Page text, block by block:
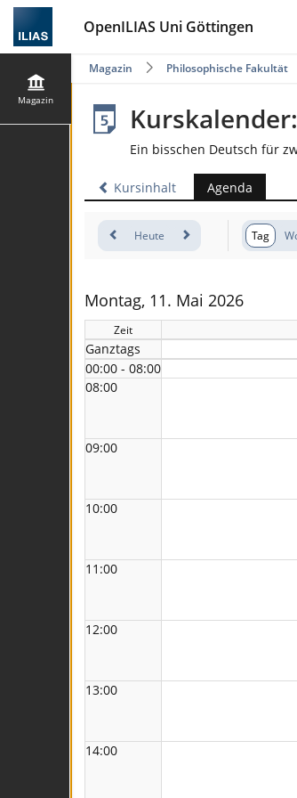
OpenILIAS Uni Göttingen
Magazin
Magazin Philosophische Fakultät
Ein bisschen Deutsch für
Kursinhalt Agenda
Heute Tag
Montag, 11. Mai 2026
Zeit
Ganztags
00:00 - 08:00
08:00
09:00
10:00
11:00
12:00
13:00
14:00